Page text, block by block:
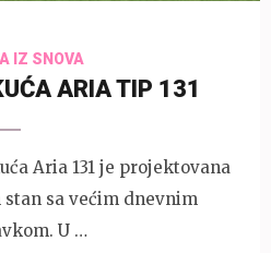
IZ SNOVA
ARIA TIP 131
Aria 131 je projektovana
stan sa većim dnevnim
U …